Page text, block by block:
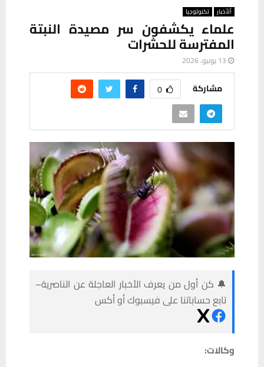
ألأخبار تكنولوجيا
علماء يكشفون سر مصيدة النبتة
المفترسة للحشرات
13 يونيو، 2026
مشاركة 0
🔔 كن أول من يعرف الأخبار العاجلة عن الناصرية–
تابع حساباتنا على فيسبوك أو أكس
وكالات: